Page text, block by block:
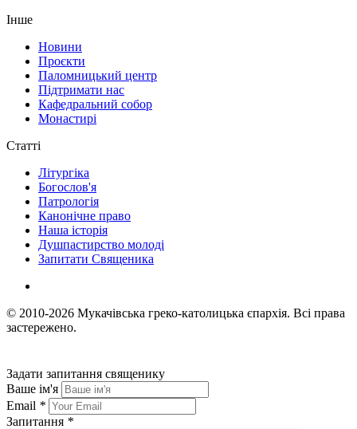
Інше
Новини
Проєкти
Паломницький центр
Підтримати нас
Кафедральний собор
Монастирі
Статті
Літургіка
Богослов'я
Патрологія
Канонічне право
Наша історія
Душпастирство молоді
Запитати Священика
© 2010-2026 Мукачівська греко-католицька єпархія. Всі права
застережено.
Задати запитання священику
Ваше ім'я
Email *
Запитання *